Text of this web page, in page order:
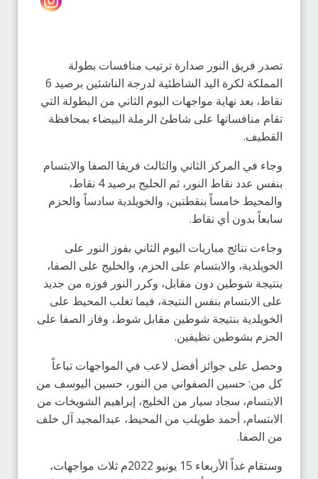
تصدر فريق النور صدارة ترتيب منافسات بطولة
المملكة لكرة اليد الشاطئية لدرجة الناشئين برصيد 6
نقاط، بعد نهاية مواجهات اليوم الثاني من البطولة التي
تقام منافساتها على شاطئ الرملة البيضاء بمحافظة
القطيف.
وجاء في المركز الثاني والثالث فريقا الصفا والابتسام
بنفس عدد نقاط النور، ثم الخليج برصيد 4 نقاط،
والمحيط خامساً بنقطتين، والخويلدية سادساً والحزم
سابعاً بدون أي نقاط.
وجاءت نتائج مباريات اليوم الثاني بفوز النور على
الخويلدية، والابتسام على الحزم، والخليج على الصفا،
بنتيجة شوطين دون مقابل، وكرر النور فوزه من جديد
على الابتسام بنفس النتيجة، فيما تغلب المحيط على
الخويلدية بنتيجة شوطين مقابل شوط، وفاز الصفا على
الحزم بشوطين نظيفين.
وحصل على جوائز أفضل لاعب في المواجهات تباعاً
كل من: حسين الصفواني من النور، حسين اليوسف من
الابتسام، سجاد سيار من الخليج، إبراهيم الشويخات من
الابتسام، أحمد طويلب من المحيط، عبدالمجيد آل خلف
من الصفا.
وستقام غداً الأربعاء 15 يونيو 2022م ثلاث مواجهات،